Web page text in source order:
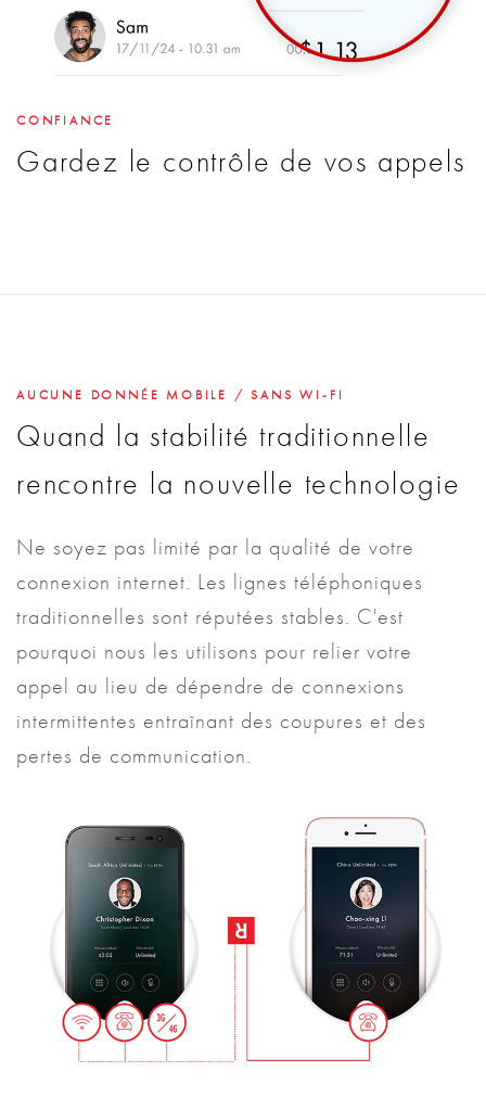
CONFIANCE
Gardez le contrôle de vos appels
AUCUNE DONNÉE MOBILE / SANS WI-FI
Quand la stabilité traditionnelle
rencontre la nouvelle technologie
Ne soyez pas limité par la qualité de votre
connexion internet. Les lignes téléphoniques
traditionnelles sont réputées stables. C'est
pourquoi nous les utilisons pour relier votre
appel au lieu de dépendre de connexions
intermittentes entraînant des coupures et des
pertes de communication.